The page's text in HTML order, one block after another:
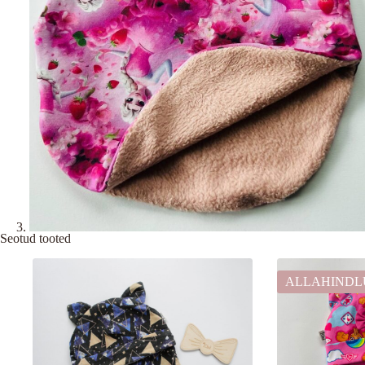
Seotud tooted